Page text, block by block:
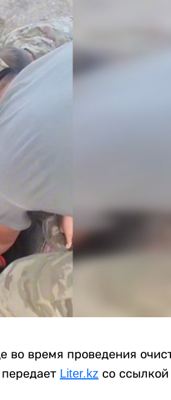
во время проведения
Liter.kz со ссылкой